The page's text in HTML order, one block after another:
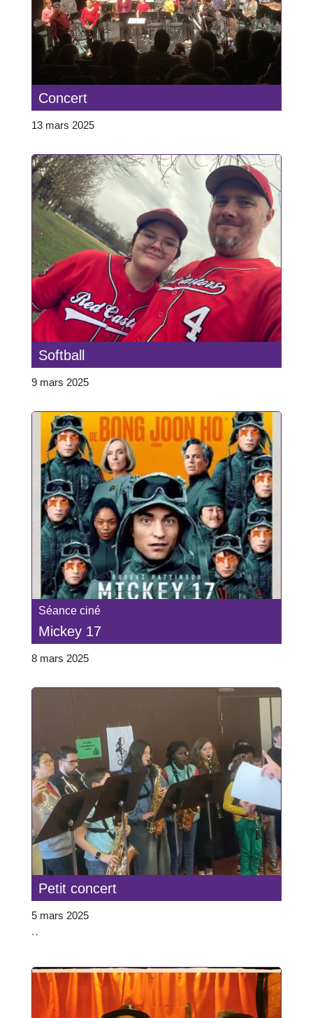
Concert
13 mars 2025
Softball
9 mars 2025
Séance ciné
Mickey 17
8 mars 2025
Petit concert
5 mars 2025
``